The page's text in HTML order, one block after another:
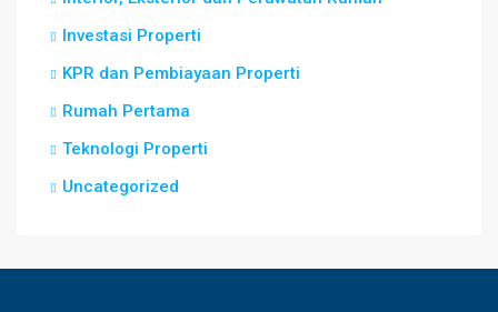
Investasi Properti
KPR dan Pembiayaan Properti
Rumah Pertama
Teknologi Properti
Uncategorized